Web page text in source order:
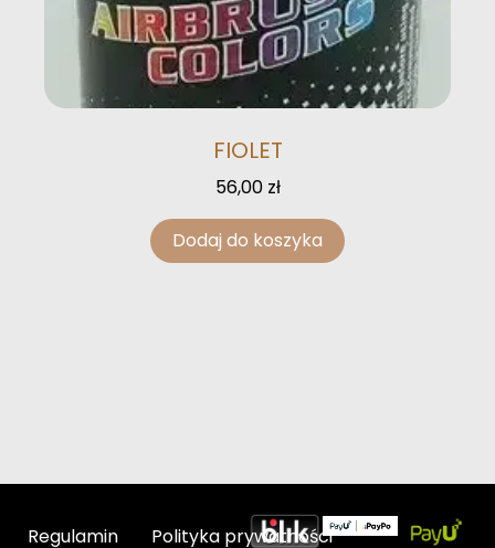
FIOLET
56,00 zł
Dodaj do koszyka
Regulamin Polityka prywatności